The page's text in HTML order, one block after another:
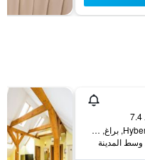
Hybernska 1014/13, براغ, Prague Region, جمهورية التشيك